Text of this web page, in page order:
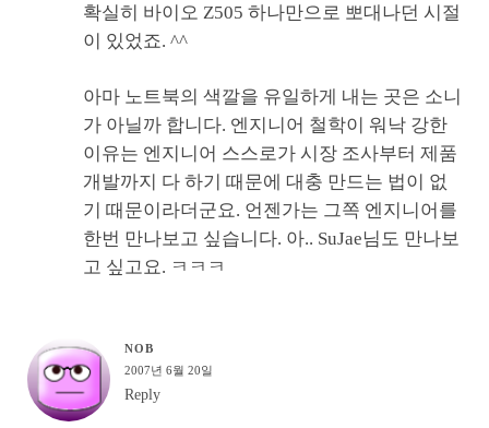
확실히 바이오 Z505 하나만으로 뽀대나던 시절
이 있었죠. ^^
아마 노트북의 색깔을 유일하게 내는 곳은 소니
가 아닐까 합니다. 엔지니어 철학이 워낙 강한
이유는 엔지니어 스스로가 시장 조사부터 제품
개발까지 다 하기 때문에 대충 만드는 법이 없
기 때문이라더군요. 언젠가는 그쪽 엔지니어를
한번 만나보고 싶습니다. 아.. SuJae님도 만나보
고 싶고요. ㅋㅋㅋ
NOB
2007년 6월 20일
Reply